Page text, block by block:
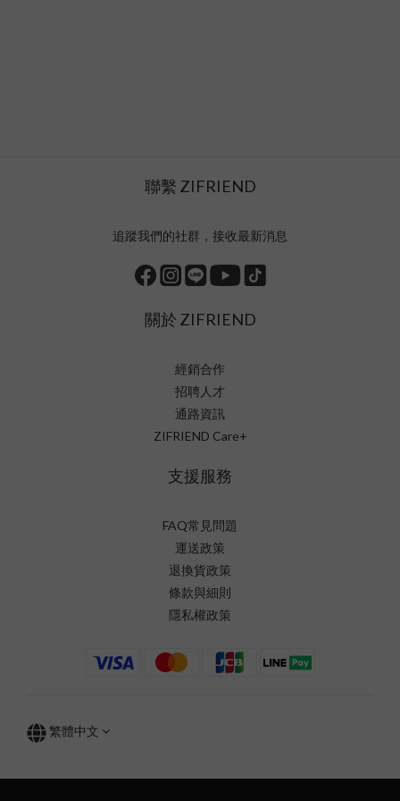
聯繫 ZIFRIEND
追蹤我們的社群，接收最新消息
關於 ZIFRIEND
經銷合作
招聘人才
通路資訊
ZIFRIEND Care+
支援服務
FAQ常見問題
運送政策
退換貨政策
條款與細則
隱私權政策
繁體中文